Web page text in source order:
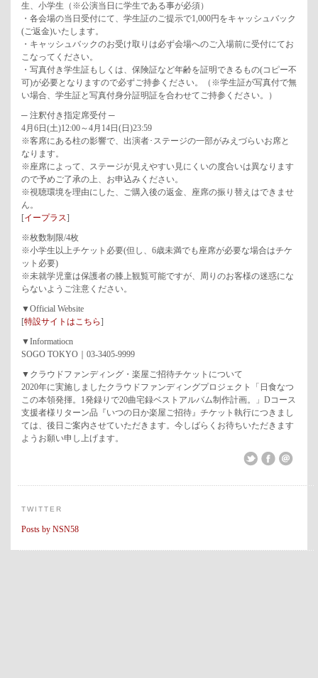
生、小学生（※公演当日に学生である事が必須）
・各会場の当日受付にて、学生証のご提示で1,000円をキャッシュバック
(ご返金)いたします。
・キャッシュバックのお受け取りは必ず会場へのご入場前に受付にてお
こなってください。
・写真付き学生証もしくは、保険証など年齢を証明できるもの(コピー不
可)が必要となりますので必ずご持参ください。（※学生証が写真付で無
い場合、学生証と写真付身分証明証を合わせてご持参ください。）
─ 注釈付き指定席受付 ─
4月6日(土)12:00～4月14日(日)23:59
※客席にある柱の影響で、出演者･ステージの一部がみえづらいお席と
なります。
※座席によって、ステージが見えやすい見にくいの度合いは異なります
ので予めご了承の上、お申込みください。
※視聴環境を理由にした、ご購入後の返金、座席の振り替えはできませ
ん。
[イープラス]
※枚数制限/4枚
※小学生以上チケット必要(但し、6歳未満でも座席が必要な場合はチケ
ット必要)
※未就学児童は保護者の膝上観覧可能ですが、周りのお客様の迷惑にな
らないようご注意ください。
▼Official Website
[特設サイトはこちら]
▼Informatiocn
SOGO TOKYO｜03-3405-9999
▼クラウドファンディング・楽屋ご招待チケットについて
2020年に実施しましたクラウドファンディングプロジェクト「日食なつ
この本領発揮。1発録りで20曲宅録ベストアルバム制作計画。」Dコース
支援者様リターン品『いつの日か楽屋ご招待』チケット執行につきまし
ては、後日ご案内させていただきます。今しばらくお待ちいただきます
ようお願い申し上げます。
TWITTER
Posts by NSN58